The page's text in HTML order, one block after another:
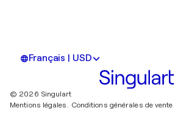
Français | USD
© 2026 Singulart
Mentions légales. Conditions générales de vente